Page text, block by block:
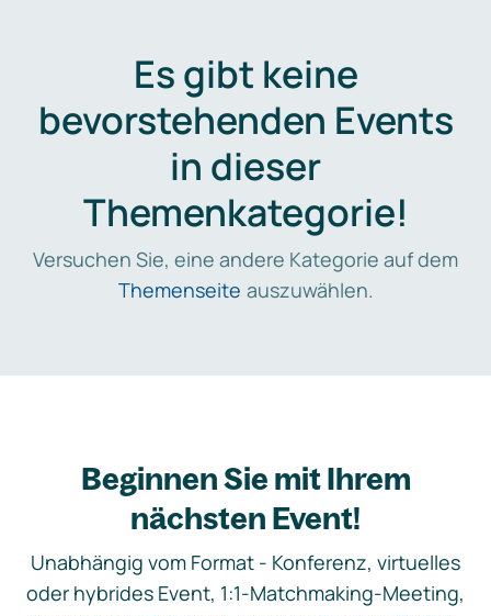
Es gibt keine
bevorstehenden Events
in dieser
Themenkategorie!
Versuchen Sie, eine andere Kategorie auf dem
Themenseite auszuwählen.
Beginnen Sie mit Ihrem
nächsten Event!
Unabhängig vom Format - Konferenz, virtuelles
oder hybrides Event, 1:1-Matchmaking-Meeting,